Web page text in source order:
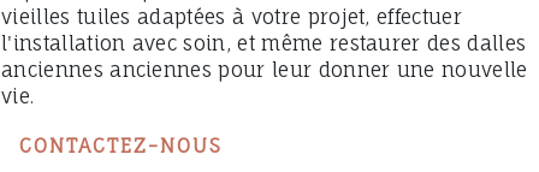
vieilles tuiles adaptées à votre projet, effectuer
l'installation avec soin, et même restaurer des dalles
anciennes anciennes pour leur donner une nouvelle
vie.
CONTACTEZ-NOUS